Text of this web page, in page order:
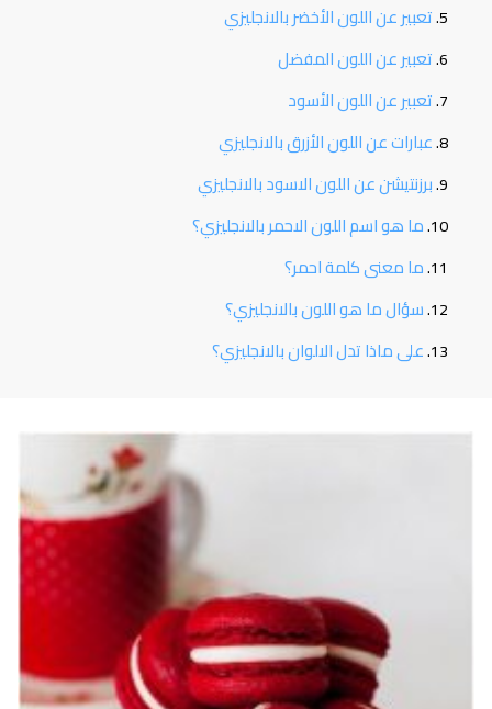
تعبير عن اللون الأخضر بالانجليزي
تعبير عن اللون المفضل
تعبير عن اللون الأسود
عبارات عن اللون الأزرق بالانجليزي
برزنتيشن عن اللون الاسود بالانجليزي
ما هو اسم اللون الاحمر بالانجليزي؟
ما معنى كلمة احمر؟
سؤال ما هو اللون بالانجليزي؟
على ماذا تدل الالوان بالانجليزي؟